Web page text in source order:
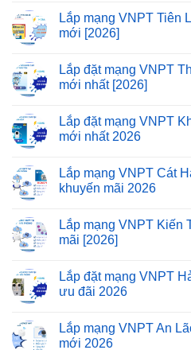
Lắp mạng VNPT Tiên
mới [2026]
Lắp đặt mạng VNPT
mới nhất [2026]
Lắp đặt mạng VNPT
mới nhất 2026
Lắp mạng VNPT Cát
khuyến mãi 2026
Lắp mạng VNPT Kiến
mãi [2026]
Lắp đặt mạng VNPT
ưu đãi 2026
Lắp mạng VNPT An
mới 2026